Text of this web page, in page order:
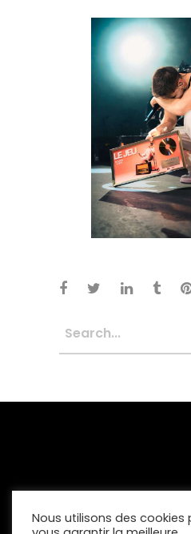
Copyright 2023
Nous utilisons des cookies